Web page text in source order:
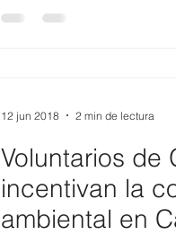
Voluntarios de
incentivan la
ambiental en
12 jun 2018 2 min de lectura